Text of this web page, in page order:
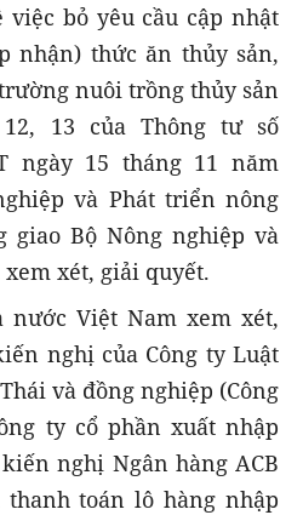
bỏ yêu cầu cập nhật
nhận) thức ăn thủy sản,
nuôi trồng thủy sản
13 của Thông tư số
ngày 15 tháng 11 năm
và Phát triển nông
giao Bộ Nông nghiệp và
xét, giải quyết.
nước Việt Nam xem xét,
nghị của Công ty Luật
và đồng nghiệp (Công
ty cổ phần xuất nhập
nghị Ngân hàng ACB
toán lô hàng nhập